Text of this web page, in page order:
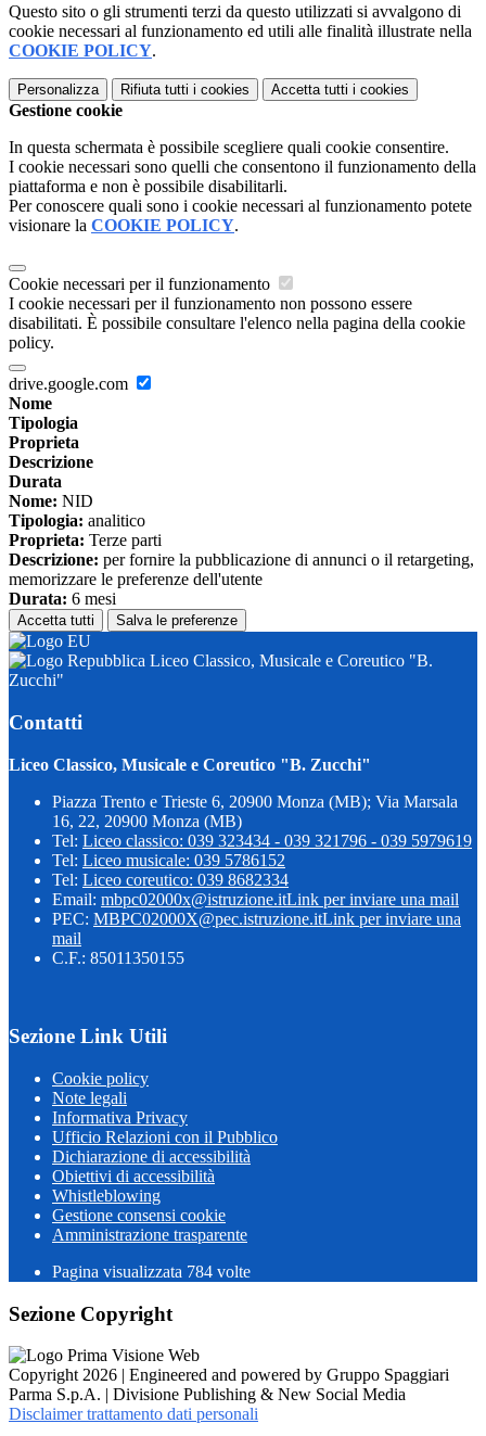
Questo sito o gli strumenti terzi da questo utilizzati si avvalgono di
cookie necessari al funzionamento ed utili alle finalità illustrate nella
COOKIE POLICY.
Personalizza Rifiuta tutti i cookies Accetta tutti i cookies
Gestione cookie
In questa schermata è possibile scegliere quali cookie consentire.
I cookie necessari sono quelli che consentono il funzionamento della
piattaforma e non è possibile disabilitarli.
Per conoscere quali sono i cookie necessari al funzionamento potete
visionare la COOKIE POLICY.
Cookie necessari per il funzionamento
I cookie necessari per il funzionamento non possono essere
disabilitati. È possibile consultare l'elenco nella pagina della cookie
policy.
drive.google.com
Nome
Tipologia
Proprieta
Descrizione
Durata
Nome: NID
Tipologia: analitico
Proprieta: Terze parti
Descrizione: per fornire la pubblicazione di annunci o il retargeting,
memorizzare le preferenze dell'utente
Durata: 6 mesi
Accetta tutti Salva le preferenze
Liceo Classico, Musicale e Coreutico "B.
Zucchi"
Contatti
Liceo Classico, Musicale e Coreutico "B. Zucchi"
Piazza Trento e Trieste 6, 20900 Monza (MB); Via Marsala
16, 22, 20900 Monza (MB)
Tel: Liceo classico: 039 323434 - 039 321796 - 039 5979619
Tel: Liceo musicale: 039 5786152
Tel: Liceo coreutico: 039 8682334
Email: mbpc02000x@istruzione.itLink per inviare una mail
PEC: MBPC02000X@pec.istruzione.itLink per inviare una
mail
C.F.: 85011350155
Sezione Link Utili
Cookie policy
Note legali
Informativa Privacy
Ufficio Relazioni con il Pubblico
Dichiarazione di accessibilità
Obiettivi di accessibilità
Whistleblowing
Gestione consensi cookie
Amministrazione trasparente
Pagina visualizzata 784 volte
Sezione Copyright
Copyright 2026 | Engineered and powered by Gruppo Spaggiari
Parma S.p.A. | Divisione Publishing & New Social Media
Disclaimer trattamento dati personali